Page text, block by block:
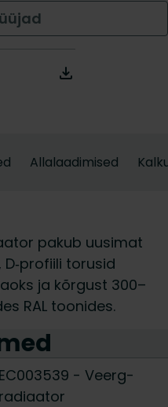
Allalaadimised
pakub uusimat
torusid
ja kõrgust 300–
RAL toonides.
EC003539 - Veerg-
radiaator